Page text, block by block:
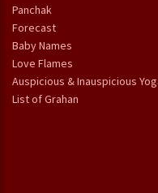
Panchak
Forecast
Baby Names
Love Flames
Auspicious & Inauspicious
List of Grahan